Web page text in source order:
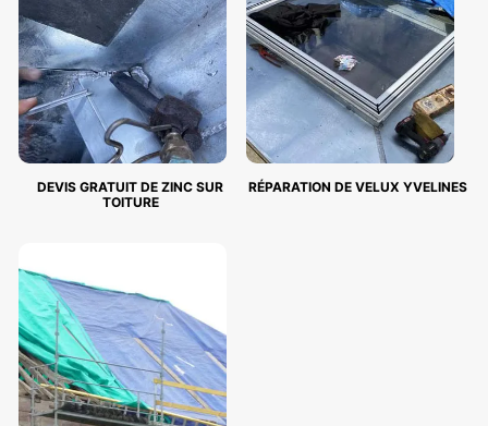
DEVIS GRATUIT DE ZINC SUR
TOITURE
RÉPARATION DE VELUX YVELINES